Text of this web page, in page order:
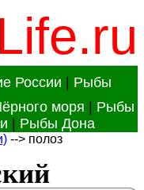
Life.ru
России
Рыбы
моря
Рыбы
Рыбы Дона
--> полоз